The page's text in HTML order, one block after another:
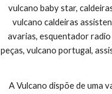
vulcano baby star,
vulcano caldeiras
avarias, esquentador
peças, vulcano portugal,
A Vulcano dispõe de uma